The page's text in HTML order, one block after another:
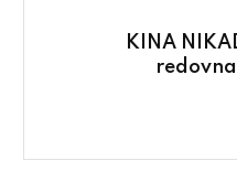
KINA